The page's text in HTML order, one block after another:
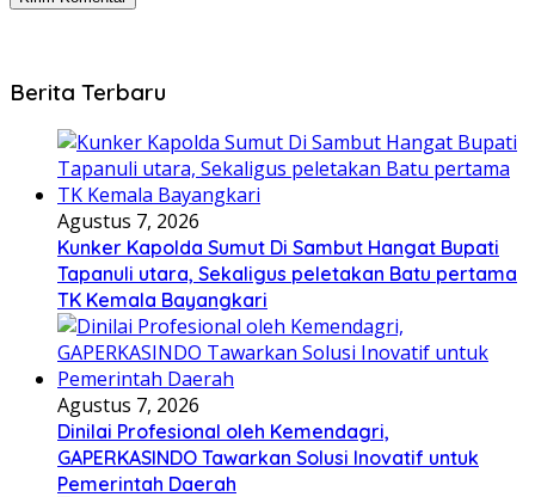
Berita Terbaru
Agustus 7, 2026
Kunker Kapolda Sumut Di Sambut Hangat Bupati
Tapanuli utara, Sekaligus peletakan Batu pertama
TK Kemala Bayangkari
Agustus 7, 2026
Dinilai Profesional oleh Kemendagri,
GAPERKASINDO Tawarkan Solusi Inovatif untuk
Pemerintah Daerah